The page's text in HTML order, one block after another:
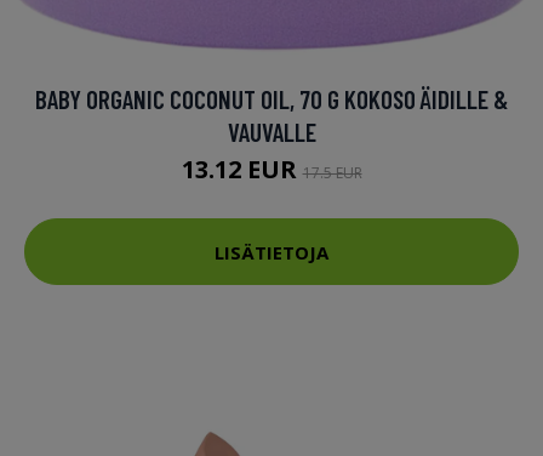
BABY ORGANIC COCONUT OIL, 70 G KOKOSO ÄIDILLE &
VAUVALLE
13.12 EUR17.5 EUR
LISÄTIETOJA